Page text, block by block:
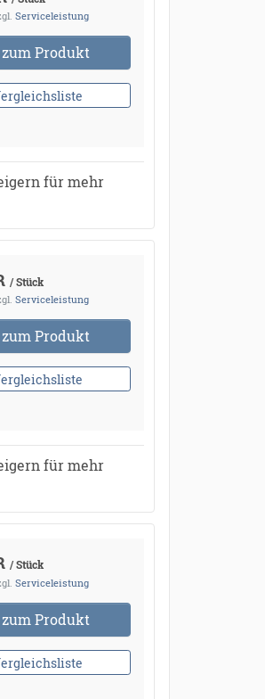
Serviceleistung
zum Produkt
für mehr
/ Stück
Serviceleistung
zum Produkt
für mehr
/ Stück
Serviceleistung
zum Produkt